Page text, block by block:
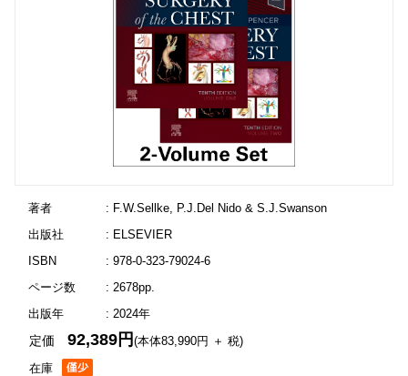
著者
: F.W.Sellke, P.J.Del Nido & S.J.Swanson
出版社
: ELSEVIER
ISBN
: 978-0-323-79024-6
ページ数
: 2678pp.
出版年
: 2024年
在庫
定価92,389円(本体83,990円 ＋ 税)